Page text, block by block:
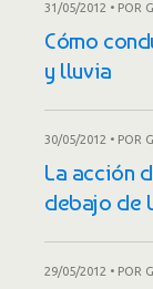
31/05/2012 • POR
Cómo
y lluvia
30/05/2012 • POR
La acción
debajo de
29/05/2012 • POR